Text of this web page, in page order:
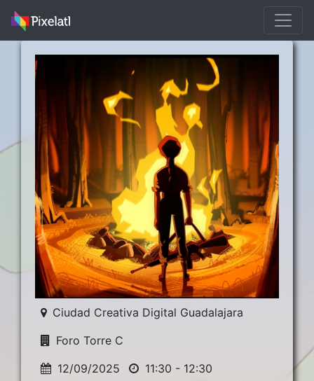
Ciudad Creativa Digital Guadalajara
Foro Torre C
12/09/2025
11:30 - 12:30